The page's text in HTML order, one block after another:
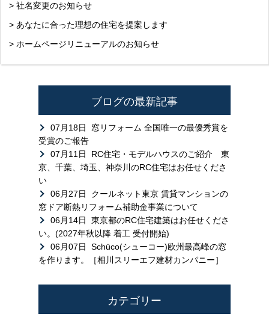
> 社名変更のお知らせ
> あなたに合った理想の住宅を提案します
> ホームページリニューアルのお知らせ
ブログの最新記事
07月18日
窓リフォーム 全国唯一の最優秀賞を
受賞のご報告
07月11日
RC住宅・モデルハウスのご紹介 東
京、千葉、埼玉、神奈川のRC住宅はお任せくださ
い
06月27日
クールネット東京 賃貸マンションの
窓ドア断熱リフォーム補助金事業について
06月14日
東京都のRC住宅建築はお任せくださ
い。(2027年秋以降 着工 受付開始)
06月07日
Schüco(シューコー)欧州最高峰の窓
を作ります。［相川スリーエフ建材カンパニー］
カテゴリー